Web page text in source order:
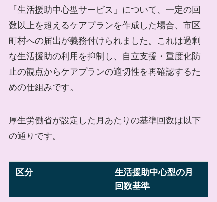
「生活援助中心型サービス」について、一定の回
数以上を超えるケアプランを作成した場合、市区
町村への届出が義務付けられました。これは過剰
な生活援助の利用を抑制し、自立支援・重度化防
止の観点からケアプランの適切性を再確認するた
めの仕組みです。
厚生労働省が設定した月あたりの基準回数は以下
の通りです。
区分
生活援助中心型の月
回数基準